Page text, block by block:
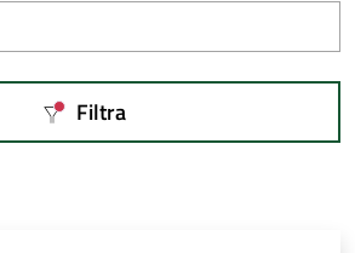
Filtri applicati
Filtra